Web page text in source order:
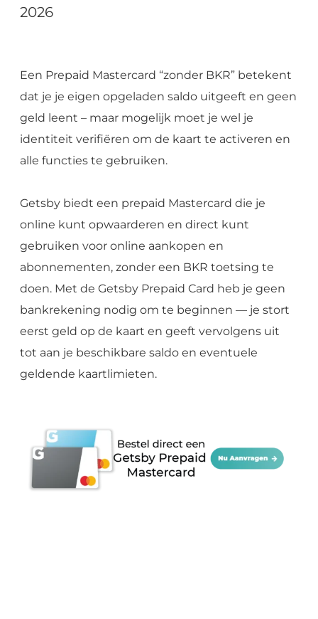
2026
Een Prepaid Mastercard “zonder BKR” betekent
dat je je eigen opgeladen saldo uitgeeft en geen
geld leent – maar mogelijk moet je wel je
identiteit verifiëren om de kaart te activeren en
alle functies te gebruiken.
Getsby biedt een prepaid Mastercard die je
online kunt opwaarderen en direct kunt
gebruiken voor online aankopen en
abonnementen, zonder een BKR toetsing te
doen. Met de Getsby Prepaid Card heb je geen
bankrekening nodig om te beginnen — je stort
eerst geld op de kaart en geeft vervolgens uit
tot aan je beschikbare saldo en eventuele
geldende kaartlimieten.